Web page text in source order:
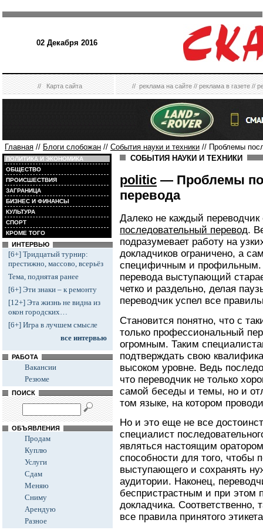
02 Декабря 2016
//Карта сайта //реклама на сайте//реклама в газете//
Главная // Блоги слобожан // События науки и техники // Проблемы
ПОЛИТИКА И ЭКОНОМИКА
ОБЩЕСТВО
ПРОИСШЕСТВИЯ
ЗАГРАНИЦА
БИЗНЕС И ФИНАНСЫ
КУЛЬТУРА
СПОРТ
КРОМЕ ТОГО
ИНТЕРВЬЮ
[6+] Тридцатый турнир:
престижно, массово, всерьёз
Тема, поднятая ранее
[6+] Эти знаки – к ремонту
[12+] Эта жизнь не видна из
окон городских…
[6+] Игра в лучшем смысле
все интервью
РАБОТА
Вакансии
Резюме
ПОИСК
ОБЪЯВЛЕНИЯ
Продам
Куплю
Услуги
Сдам
Меняю
Сниму
Арендую
Разное
СОБЫТИЯ НАУКИ И ТЕХНИКИ
politic — Проблемы
перевода
Далеко не каждый
последовательный перевод.
подразумевает работу на
докладчиков ограничено, а
специфичным и профильным.
перевода выступающий
четко и раздельно, делая
переводчик успел все
Становится понятно, что с
только профессиональный
огромным. Таким
подтверждать свою
высоком уровне. Ведь
что переводчик не только
самой беседы и темы, но и
том языке, на котором
Но и это еще не все
специалист
являться настоящим
способности для того, чтобы
выступающего и сохранять
аудитории. Наконец,
беспристрастным и при
докладчика. Соответственно,
все правила принятого